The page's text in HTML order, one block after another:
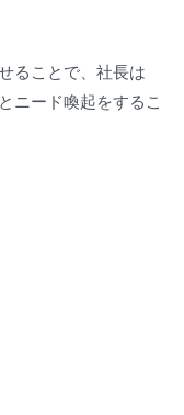
ることで、社長は
ニード喚起をするこ